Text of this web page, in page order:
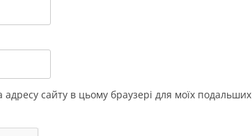
сайту в цьому браузері для моїх подальших